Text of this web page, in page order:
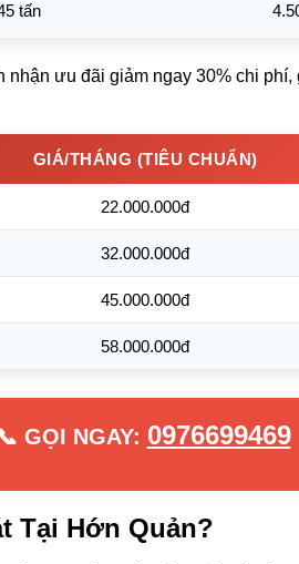
tấn
ưu đãi giảm ngay 30% chi
GIÁ/THÁNG (TIÊU CHUẨN)
22.000.000đ
32.000.000đ
45.000.000đ
58.000.000đ
GỌI NGAY: 0976699469
Tại Hớn Quản?